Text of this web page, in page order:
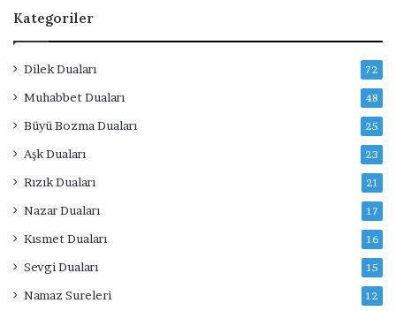
Kategoriler
Dilek Duaları 72
Muhabbet Duaları 48
Büyü Bozma Duaları 25
Aşk Duaları 23
Rızık Duaları 21
Nazar Duaları 17
Kısmet Duaları 16
Sevgi Duaları 15
Namaz Sureleri 12